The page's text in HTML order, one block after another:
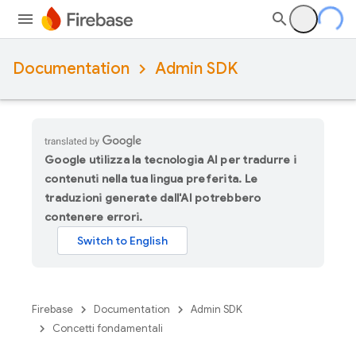
Documentation Admin SDK
Google utilizza la tecnologia AI per tradurre i
contenuti nella tua lingua preferita. Le
traduzioni generate dall'AI potrebbero
contenere errori.
Firebase Documentation
Admin SDK
Concetti fondamentali